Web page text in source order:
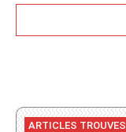
ARTICLES TROUVES